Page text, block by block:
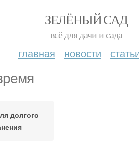
ЗЕЛЁНЫЙ САД
всё для дачи и сада
главная новости
долгого